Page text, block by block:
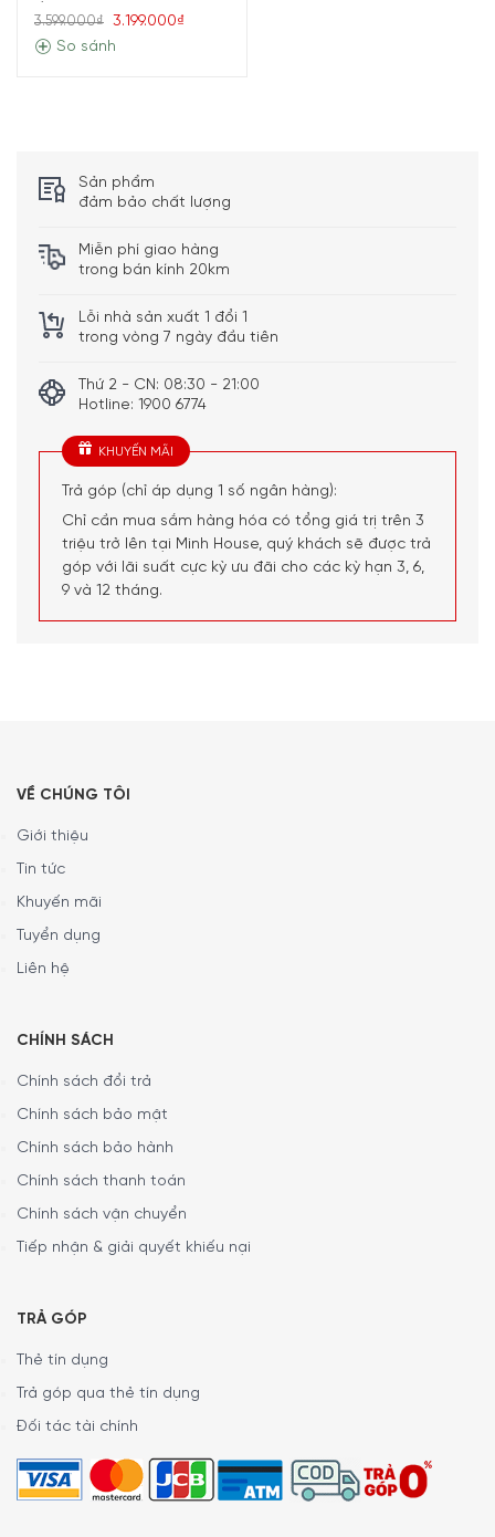
3.599.000₫
3.199.000₫
So sánh
Sản phẩm
đảm bảo chất lượng
Miễn phí giao hàng
trong bán kính 20km
Lỗi nhà sản xuất 1 đổi 1
trong vòng 7 ngày đầu tiên
Thứ 2 - CN: 08:30 - 21:00
Hotline: 1900 6774
KHUYẾN MÃI
Trả góp (chỉ áp dụng 1 số ngân hàng):
Chỉ cần mua sắm hàng hóa có tổng giá trị trên 3
triệu trở lên tại Minh House, quý khách sẽ được trả
góp với lãi suất cực kỳ ưu đãi cho các kỳ hạn 3, 6,
9 và 12 tháng.
VỀ CHÚNG TÔI
Giới thiệu
Tin tức
Khuyến mãi
Tuyển dụng
Liên hệ
CHÍNH SÁCH
Chính sách đổi trả
Chính sách bảo mật
Chính sách bảo hành
Chính sách thanh toán
Chính sách vận chuyển
Tiếp nhận & giải quyết khiếu nại
TRẢ GÓP
Thẻ tín dụng
Trả góp qua thẻ tín dụng
Đối tác tài chính